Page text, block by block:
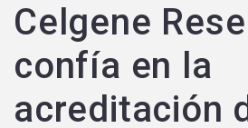
Celgene
confía en la
acreditación